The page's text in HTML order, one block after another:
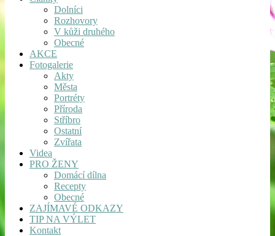
Dolníci
Rozhovory
V kůži druhého
Obecné
AKCE
Fotogalerie
Akty
Města
Portréty
Příroda
Stříbro
Ostatní
Zvířata
Videa
PRO ŽENY
Domácí dílna
Recepty
Obecné
ZAJÍMAVÉ ODKAZY
TIP NA VÝLET
Kontakt